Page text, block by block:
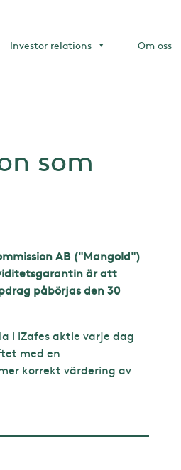
Investor relations Om oss
som
AB ("Mangold")
är att
påbörjas den 30
i iZafes aktie varje dag
med en
korrekt värdering av